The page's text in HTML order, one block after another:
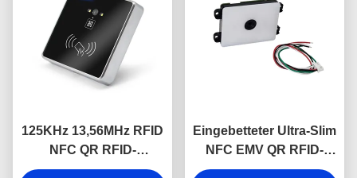
125KHz 13,56MHz RFID
NFC QR RFID-
Lesegerät mit fester
Eingebetteter Ultra-Slim
NFC EMV QR RFID-
Leser für mobile